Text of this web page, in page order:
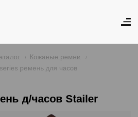
Кожаные ремни
ремень для часов
д/часов Stailer